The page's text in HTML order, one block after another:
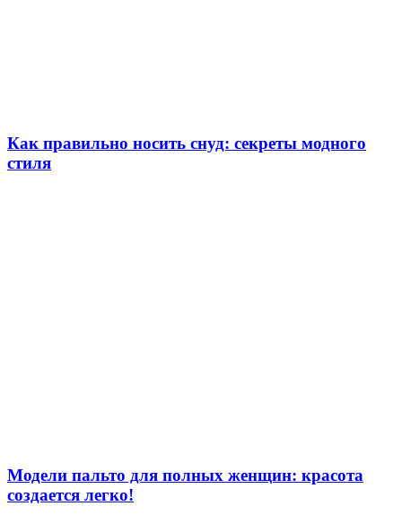
Как правильно носить снуд: секреты модного
стиля
Модели пальто для полных женщин: красота
создается легко!